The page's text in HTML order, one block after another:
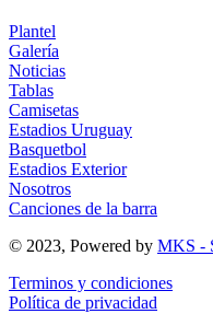
Plantel
Galería
Noticias
Tablas
Camisetas
Estadios Uruguay
Basquetbol
Estadios Exterior
Nosotros
Canciones de la barra
© 2023, Powered by MKS -
Terminos y condiciones
Política de privacidad